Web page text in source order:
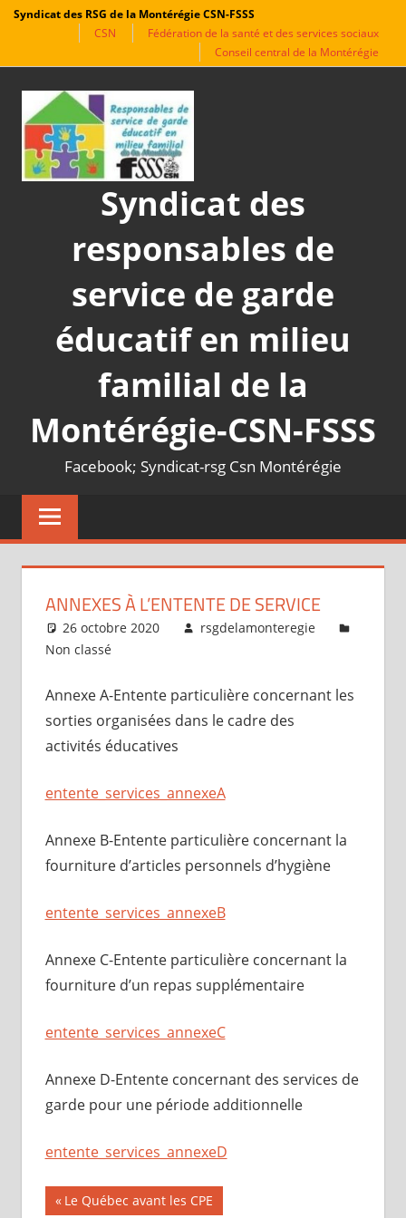
Syndicat des RSG de la Montérégie CSN-FSSS
CSN
Fédération de la santé et des services sociaux
Conseil central de la Montérégie
contenu
Syndicat des
responsables de
service de garde
éducatif en milieu
familial de la
Montérégie-CSN-FSSS
Facebook; Syndicat-rsg Csn Montérégie
ANNEXES À L’ENTENTE DE SERVICE
26 octobre 2020
rsgdelamonteregie
Non classé
Annexe A-Entente particulière concernant les
sorties organisées dans le cadre des
activités éducatives
entente_services_annexeA
Annexe B-Entente particulière concernant la
fourniture d’articles personnels d’hygiène
entente_services_annexeB
Annexe C-Entente particulière concernant la
fourniture d’un repas supplémentaire
entente_services_annexeC
Annexe D-Entente concernant des services de
garde pour une période additionnelle
entente_services_annexeD
Navigation
Publication
Le Québec avant les CPE